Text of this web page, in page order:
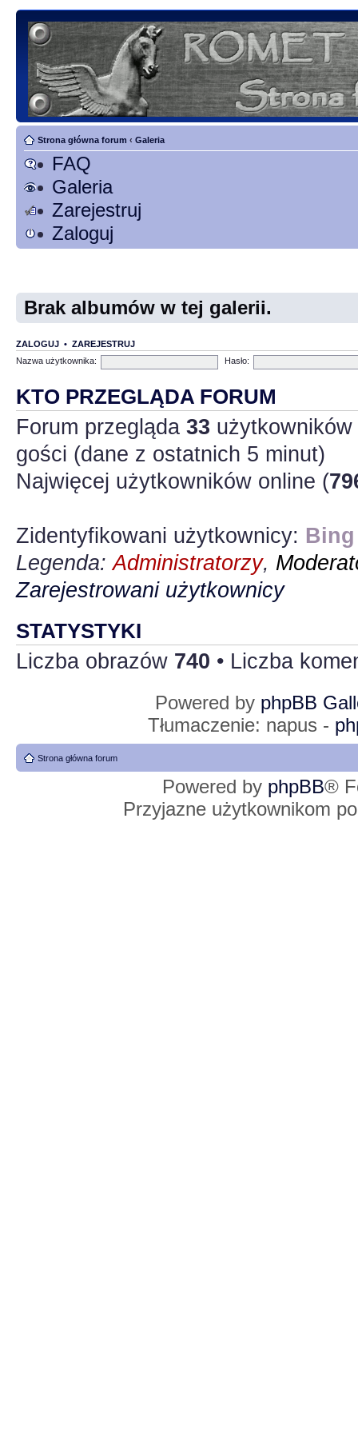
Strona główna forum ‹ Galeria
FAQ
Galeria
Zarejestruj
Zaloguj
Brak albumów w tej galerii.
ZALOGUJ • ZAREJESTRUJ
Nazwa użytkownika:
Hasło:
KTO PRZEGLĄDA FORUM
Forum przegląda 33
gości (dane z ostatnich 5 minut)
Najwięcej użytkowników online (
Zidentyfikowani użytkownicy:
Legenda:Administratorzy,
Zarejestrowani użytkownicy
STATYSTYKI
Liczba obrazów 740 • Liczba
Powered by phpBB
Tłumaczenie: napus -
Strona główna forum
Powered by phpBB®
Przyjazne użytkownikom